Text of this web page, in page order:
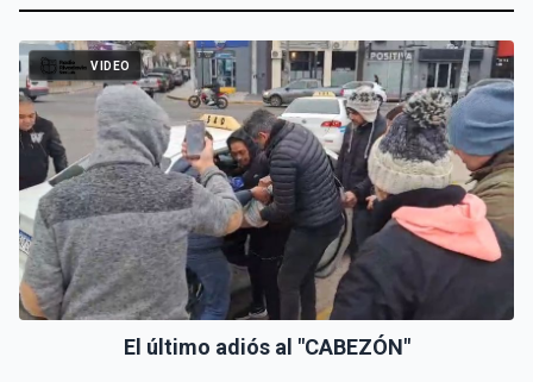
VIDEO
El último adiós al "CABEZÓN"